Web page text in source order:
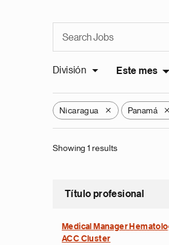
División Este mes
Nicaragua X Panamá X
Showing 1 results
Título profesional
Medical Manager
ACC Cluster